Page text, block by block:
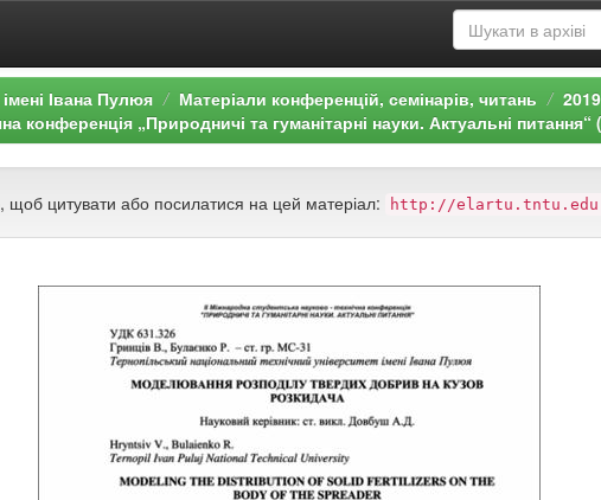
Івана Пулюя Матеріали конференцій, семінарів, читань
2019
конференція „Природничі та гуманітарні науки. Актуальні питання“
щоб цитувати або посилатися на цей матеріал: http://